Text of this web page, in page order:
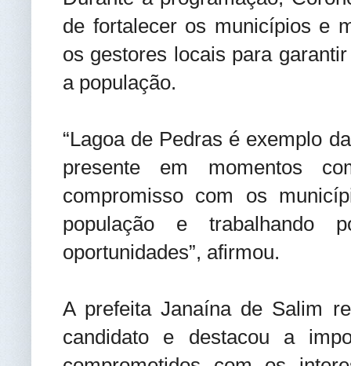
de fortalecer os municípios e
os gestores locais para
a população.
“Lagoa de Pedras é exemplo
presente em momentos
compromisso com os
população e trabalhando
oportunidades”, afirmou.
A prefeita Janaína de Salim
candidato e destacou a